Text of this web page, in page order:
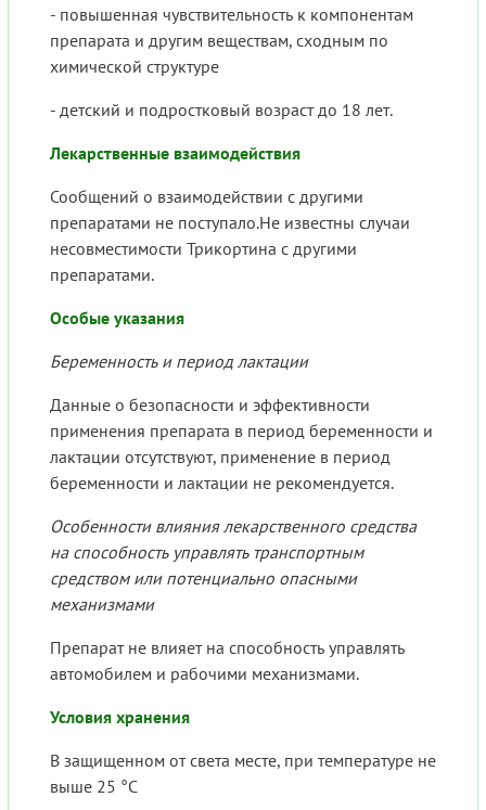
- повышенная чувствительность к компонентам
препарата и другим веществам, сходным по
химической структуре
- детский и подростковый возраст до 18 лет.
Лекарственные взаимодействия
Сообщений о взаимодействии с другими
препаратами не поступало.Не известны случаи
несовместимости Трикортина с другими
препаратами.
Особые указания
Беременность и период лактации
Данные о безопасности и эффективности
применения препарата в период беременности и
лактации отсутствуют, применение в период
беременности и лактации не рекомендуется.
Особенности влияния лекарственного средства
на способность управлять транспортным
средством или потенциально опасными
механизмами
Препарат не влияет на способность управлять
автомобилем и рабочими механизмами.
Условия хранения
В защищенном от света месте, при температуре не
выше 25 °C